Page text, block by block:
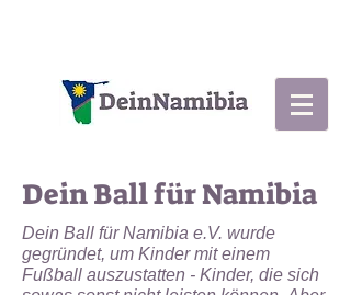
Dein Ball für Namibia
Dein Ball für Namibia e.V. wurde
gegründet, um Kinder mit einem
Fußball auszustatten - Kinder, die sich